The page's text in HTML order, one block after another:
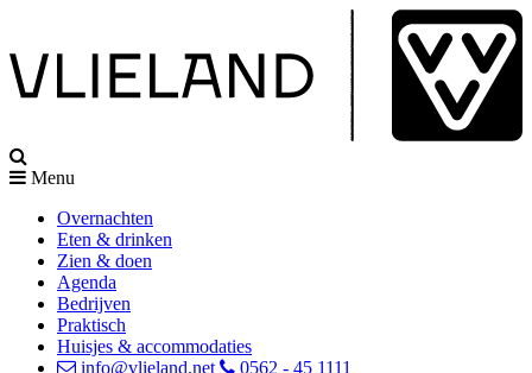
Menu
Overnachten
Eten & drinken
Zien & doen
Agenda
Bedrijven
Praktisch
Huisjes & accommodaties
info@vlieland.net
0562 - 45 1111